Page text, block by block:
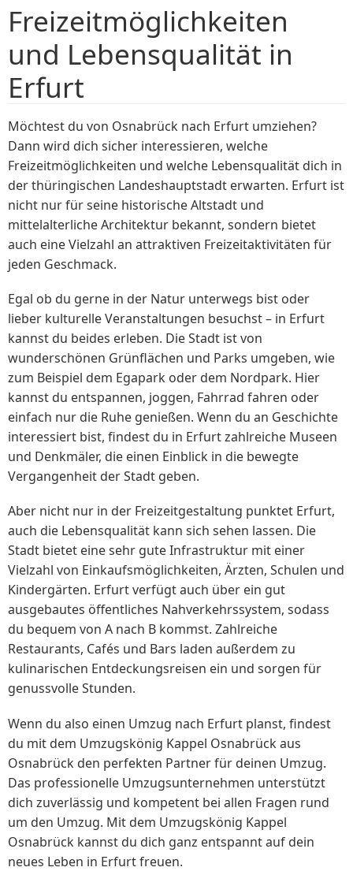
Freizeitmöglichkeiten
und Lebensqualität in
Erfurt
Möchtest du von Osnabrück nach Erfurt umziehen?
Dann wird dich sicher interessieren, welche
Freizeitmöglichkeiten und welche Lebensqualität dich in
der thüringischen Landeshauptstadt erwarten. Erfurt ist
nicht nur für seine historische Altstadt und
mittelalterliche Architektur bekannt, sondern bietet
auch eine Vielzahl an attraktiven Freizeitaktivitäten für
jeden Geschmack.
Egal ob du gerne in der Natur unterwegs bist oder
lieber kulturelle Veranstaltungen besuchst – in Erfurt
kannst du beides erleben. Die Stadt ist von
wunderschönen Grünflächen und Parks umgeben, wie
zum Beispiel dem Egapark oder dem Nordpark. Hier
kannst du entspannen, joggen, Fahrrad fahren oder
einfach nur die Ruhe genießen. Wenn du an Geschichte
interessiert bist, findest du in Erfurt zahlreiche Museen
und Denkmäler, die einen Einblick in die bewegte
Vergangenheit der Stadt geben.
Aber nicht nur in der Freizeitgestaltung punktet Erfurt,
auch die Lebensqualität kann sich sehen lassen. Die
Stadt bietet eine sehr gute Infrastruktur mit einer
Vielzahl von Einkaufsmöglichkeiten, Ärzten, Schulen und
Kindergärten. Erfurt verfügt auch über ein gut
ausgebautes öffentliches Nahverkehrssystem, sodass
du bequem von A nach B kommst. Zahlreiche
Restaurants, Cafés und Bars laden außerdem zu
kulinarischen Entdeckungsreisen ein und sorgen für
genussvolle Stunden.
Wenn du also einen Umzug nach Erfurt planst, findest
du mit dem Umzugskönig Kappel Osnabrück aus
Osnabrück den perfekten Partner für deinen Umzug.
Das professionelle Umzugsunternehmen unterstützt
dich zuverlässig und kompetent bei allen Fragen rund
um den Umzug. Mit dem Umzugskönig Kappel
Osnabrück kannst du dich ganz entspannt auf dein
neues Leben in Erfurt freuen.